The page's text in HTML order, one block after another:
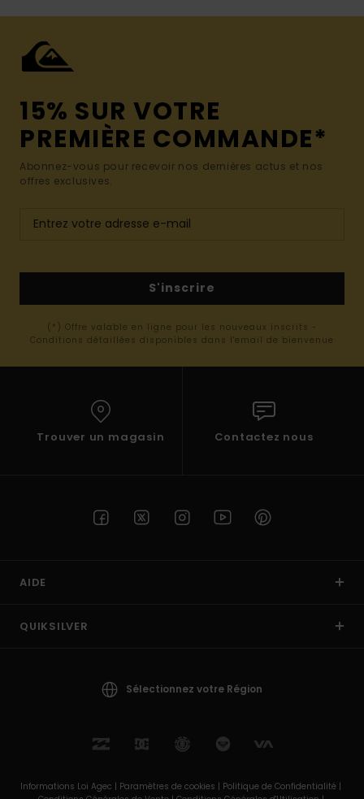
15% SUR VOTRE
PREMIÈRE COMMANDE*
Abonnez-vous pour recevoir nos dernières actus et nos
offres exclusives.
S'inscrire
(*) Offre valable en ligne pour les nouveaux inscrits -
Conditions détaillées disponibles dans l'email de bienvenue
Trouver un magasin Contactez nous
AIDE
QUIKSILVER
Sélectionnez votre Région
Informations Loi Agec | Paramètres de cookies | Politique de Confidentialité |